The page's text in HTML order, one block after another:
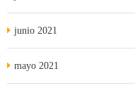
junio 2021
mayo 2021